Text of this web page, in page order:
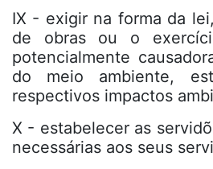
IX - exigir na forma da
de obras ou o
potencialmente
do meio ambiente,
respectivos impactos
X - estabelecer as
necessárias aos seus